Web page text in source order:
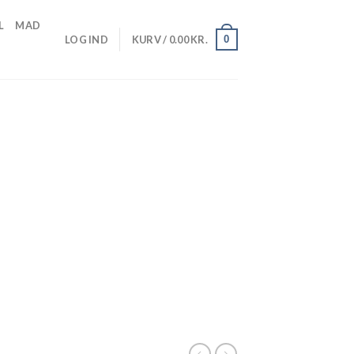
MAD
LOG IND
KURV / 0.00KR. 0